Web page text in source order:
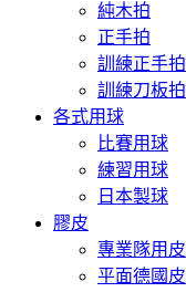
純木拍
正手拍
訓練正手拍
訓練刀板拍
各式用球
比賽用球
練習用球
日本製球
膠皮
專業隊用皮
平面德國皮